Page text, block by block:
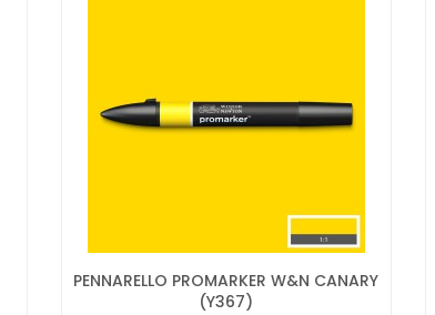
PENNARELLO PROMARKER W&N CANARY
(Y367)